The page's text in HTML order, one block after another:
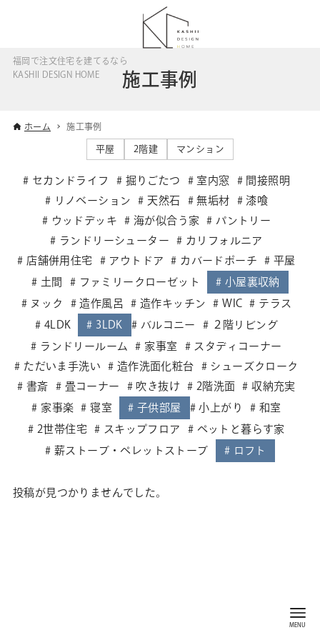
福岡で注文住宅を建てるなら
KASHII DESIGN HOME
施工事例
ホーム 施工事例
平屋 2階建 マンション
セカンドライフ 掘りごたつ 室内窓
間接照明
リノベーション
天然石 無垢材
漆喰
ウッドデッキ
海が似合う家
パントリー
ランドリーシューター
カリフォルニア
店舗併用住宅
アウトドア カバードポーチ
平屋
土間
ファミリークローゼット
小屋裏収納
ヌック
造作風呂 造作キッチン WIC
テラス
4LDK
3LDK バルコニー
２階リビング
ランドリールーム
家事室
スタディコーナー
ただいま手洗い
造作洗面化粧台
シューズクローク
書斎
畳コーナー 吹き抜け 2階洗面
収納充実
家事楽
寝室 子供部屋 小上がり
和室
2世帯住宅
スキップフロア
ペットと暮らす家
薪ストーブ・ペレットストーブ
ロフト
投稿が見つかりませんでした。